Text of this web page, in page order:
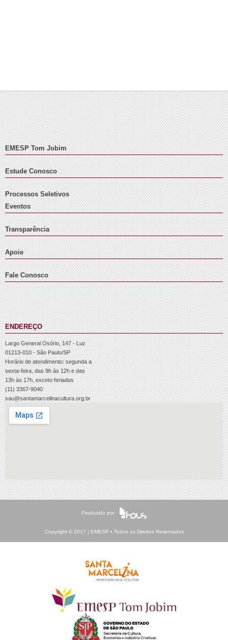
EMESP Tom Jobim
Estude Conosco
Processos Seletivos
Eventos
Transparência
Apoie
Fale Conosco
ENDEREÇO
Largo General Osório, 147 - Luz
01213-010 - São Paulo/SP
Horário de atendimento: segunda a
sexta-feira, das 9h às 12h e das
13h às 17h, exceto feriados
(11) 3367-9040
sau@santamarcelinacultura.org.br
Produzido por
Copyright © 2017 | EMESP • Todos os Direitos Reservados